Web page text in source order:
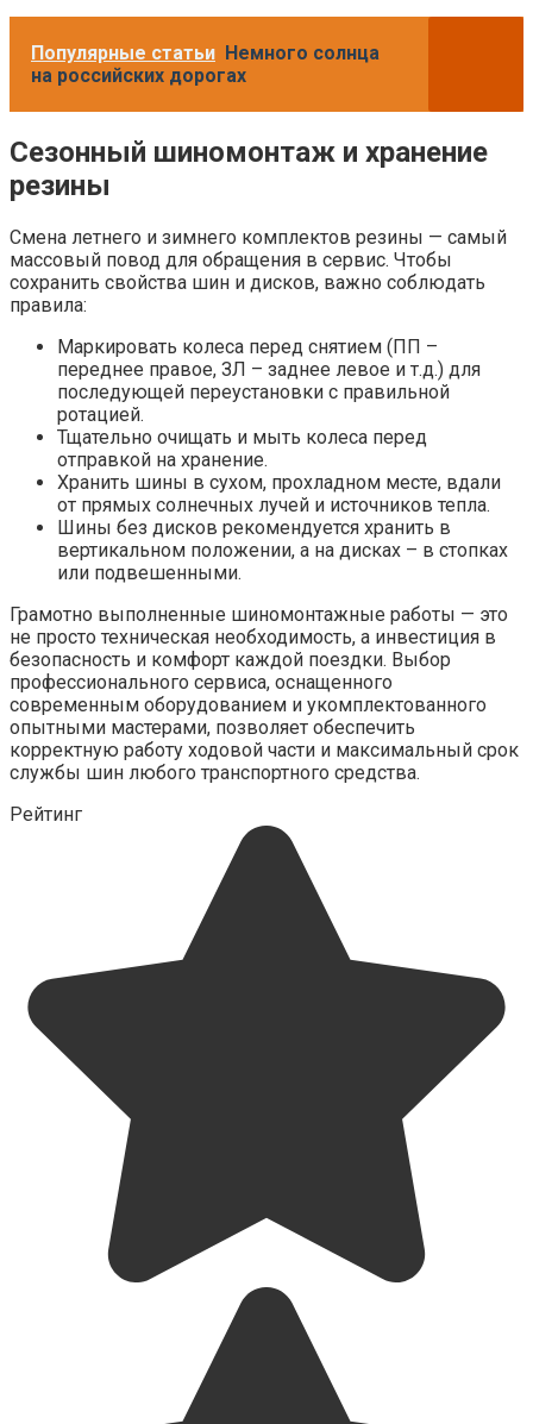
Популярные статьи Немного солнца
на российских дорогах
Сезонный шиномонтаж и хранение
резины
Смена летнего и зимнего комплектов резины — самый
массовый повод для обращения в сервис. Чтобы
сохранить свойства шин и дисков, важно соблюдать
правила:
Маркировать колеса перед снятием (ПП –
переднее правое, ЗЛ – заднее левое и т.д.) для
последующей переустановки с правильной
ротацией.
Тщательно очищать и мыть колеса перед
отправкой на хранение.
Хранить шины в сухом, прохладном месте, вдали
от прямых солнечных лучей и источников тепла.
Шины без дисков рекомендуется хранить в
вертикальном положении, а на дисках – в стопках
или подвешенными.
Грамотно выполненные шиномонтажные работы — это
не просто техническая необходимость, а инвестиция в
безопасность и комфорт каждой поездки. Выбор
профессионального сервиса, оснащенного
современным оборудованием и укомплектованного
опытными мастерами, позволяет обеспечить
корректную работу ходовой части и максимальный срок
службы шин любого транспортного средства.
Рейтинг